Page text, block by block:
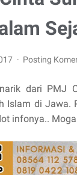
Posting
dari PMJ
Islam di Jawa.
infonya..